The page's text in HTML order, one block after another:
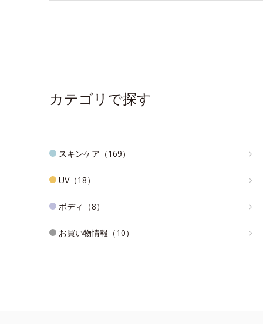
カテゴリで探す
スキンケア（169）
UV（18）
ボディ（8）
お買い物情報（10）